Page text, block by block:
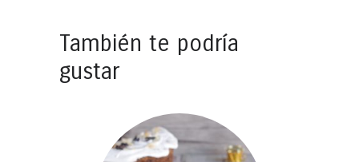
También te podría
gustar